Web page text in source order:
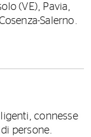
(VE), Pavia,
Salerno.
connesse
persone.